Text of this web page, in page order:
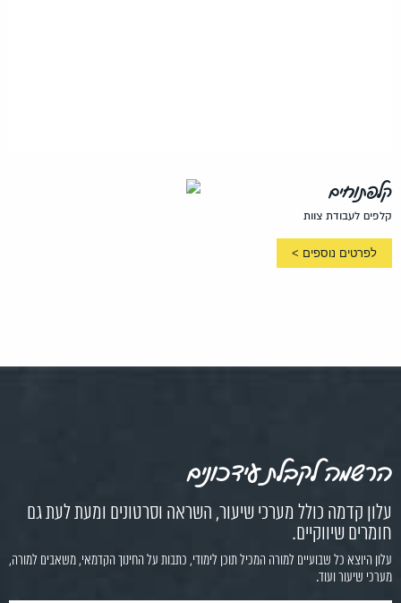
קלפתוחים
קלפים לעבודת צוות
לפרטים נוספים >
הרשמה לקבלת עידכונים
עלון קדמה כולל מערכי שיעור, השראה וסרטונים ומעת לעת גם
חומרים שיווקיים.
עלון היוצא כל שבועיים למורה המכיל תוכן לימודי, כתבות על החינוך הקדמאי, משאבים למורה,
מערכי שיעור ועוד.